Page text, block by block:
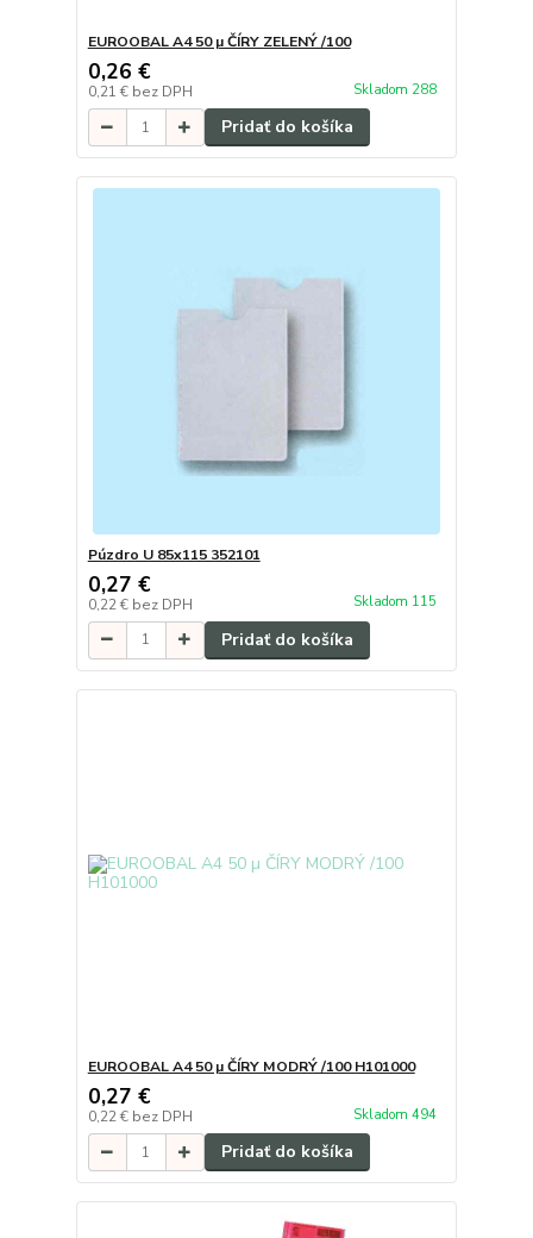
EUROOBAL A4 50 µ ČÍRY ZELENÝ /100
0,26 €
0,21 € bez DPH Skladom 288
Pridať do košíka
Púzdro U 85x115 352101
0,27 €
0,22 € bez DPH Skladom 115
Pridať do košíka
EUROOBAL A4 50 µ ČÍRY MODRÝ /100 H101000
0,27 €
0,22 € bez DPH Skladom 494
Pridať do košíka